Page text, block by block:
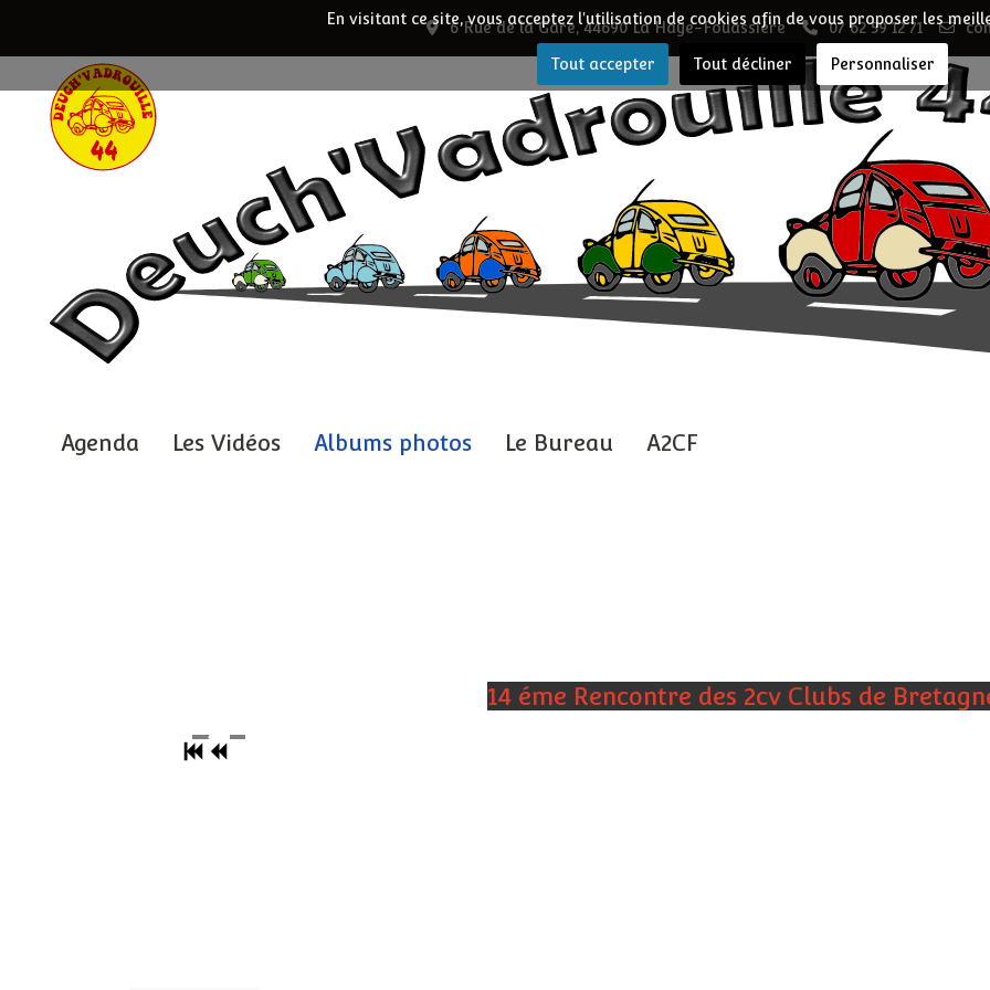
6 Rue de la Gare, 44690 La Haye-Fouassière 07 62 59 12 71
Agenda Les Vidéos Albums photos Le Bureau A2CF
14 éme Rencontre des 2cv Clubs de
En visitant ce site, vous acceptez l'utilisation de cookies afin de vous proposer les
Tout accepter Tout décliner Personnaliser